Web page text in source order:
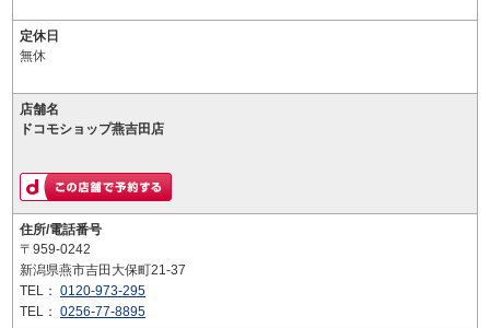
定休日
無休
店舗名
ドコモショップ燕吉田店
住所/電話番号
〒959-0242
新潟県燕市吉田大保町21-37
TEL： 0120-973-295
TEL： 0256-77-8895